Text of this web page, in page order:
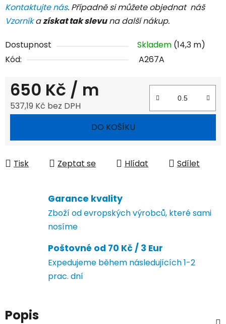
Kontaktujte nás. Případně si můžete objednat náš
Vzorníkazískat tak slevuna další nákup.
Dostupnost Skladem (14,3 m)
Kód:
A267A
650 Kč / m
537,19 Kč bez DPH
DO KOŠÍKU
Tisk Zeptat se Hlídat Sdílet
Garance kvality
Zboží od evropských výrobců, které sami
nosíme
Poštovné od 70 Kč / 3 Eur
Expedujeme během následujících 1-2
prac. dní
Popis